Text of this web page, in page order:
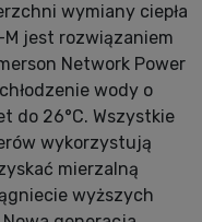
wymiany ciepła
jest rozwiązaniem
Network Power
wody o
do 26°C. Wszystkie
wykorzystują
mierzalną
wyższych